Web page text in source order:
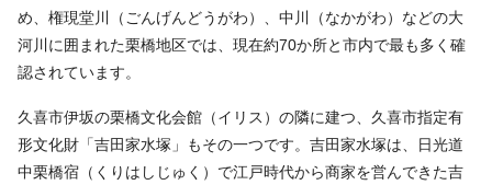
め、権現堂川（ごんげんどうがわ）、中川（なかがわ）などの大
河川に囲まれた栗橋地区では、現在約70か所と市内で最も多く確
認されています。
久喜市伊坂の栗橋文化会館（イリス）の隣に建つ、久喜市指定有
形文化財「吉田家水塚」もその一つです。吉田家水塚は、日光道
中栗橋宿（くりはしじゅく）で江戸時代から商家を営んできた吉